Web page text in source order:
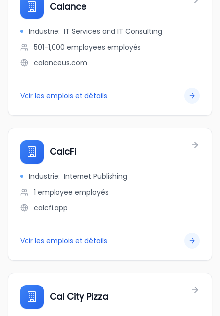
Calance
Industrie: IT Services and IT Consulting
501-1,000 employees employés
calanceus.com
Voir les emplois et détails
CalcFi
Industrie: Internet Publishing
1 employee employés
calcfi.app
Voir les emplois et détails
Cal City Pizza